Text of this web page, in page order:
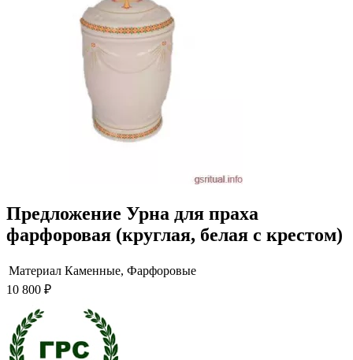
Предложение Урна для праха
фарфоровая (круглая, белая с крестом)
Материал Каменные, Фарфоровые
10 800 ₽